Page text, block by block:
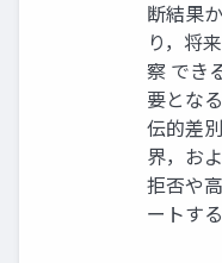
断結果
り，将
察 でき
要とな
伝的差
界，お
拒否や
ートする